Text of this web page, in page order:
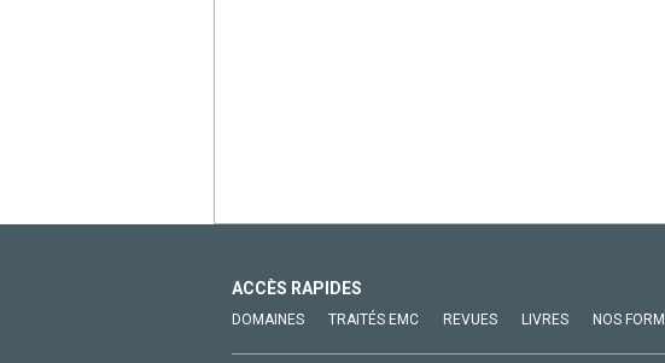
ACCÈS RAPIDES
DOMAINES TRAITÉS EMC REVUES LIVRES NOS